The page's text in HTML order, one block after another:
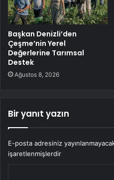
Başkan Denizli’den
Çeşme’nin Yerel
Değerlerine Tarımsal
Destek
Ağustos 8, 2026
Bir yanıt yazın
E-posta adresiniz
işaretlenmişlerdir